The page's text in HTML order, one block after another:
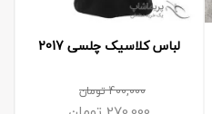
لباس کلاسیک چلسی 2017
400,000تومان